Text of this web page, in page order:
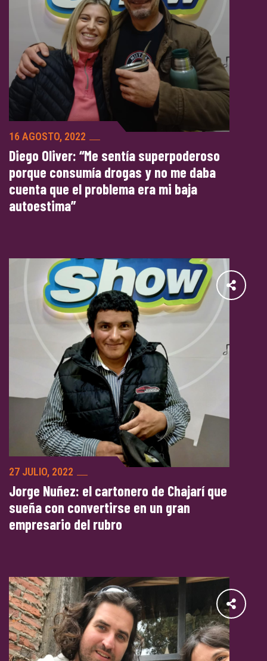
16 AGOSTO, 2022
Diego Oliver: “Me sentía superpoderoso
porque consumía drogas y no me daba
cuenta que el problema era mi baja
autoestima”
27 JULIO, 2022
Jorge Nuñez: el cartonero de Chajarí que
sueña con convertirse en un gran
empresario del rubro